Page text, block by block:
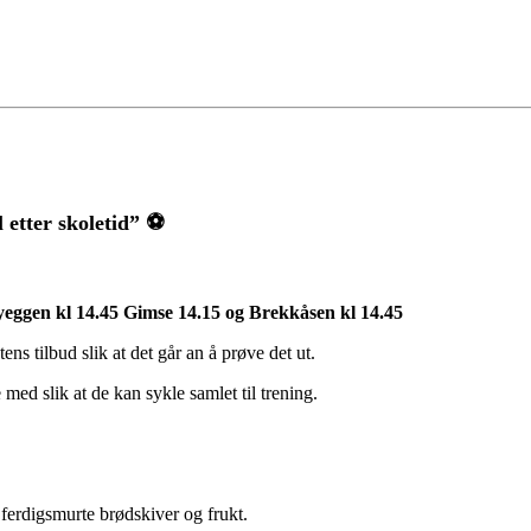
skoletid” ⚽️
kl 14.45 Gimse 14.15 og Brekkåsen kl 14.45
tilbud slik at det går an å prøve det ut.
slik at de kan sykle samlet til trening.
brødskiver og frukt.